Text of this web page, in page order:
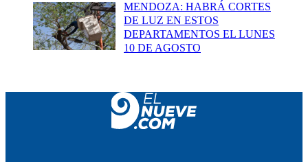
MENDOZA: HABRÁ CORTES
DE LUZ EN ESTOS
DEPARTAMENTOS EL LUNES
10 DE AGOSTO